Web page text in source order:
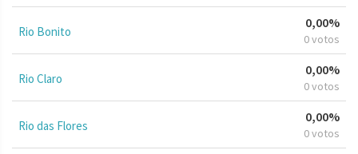
Rio Bonito
0,00%
0 votos
Rio Claro
0,00%
0 votos
Rio das Flores
0,00%
0 votos